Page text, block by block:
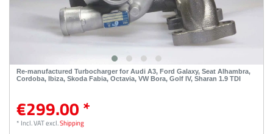
Re-manufactured Turbocharger for Audi A3, Ford Galaxy, Seat Alhambra,
Cordoba, Ibiza, Skoda Fabia, Octavia, VW Bora, Golf IV, Sharan 1.9 TDI
€299.00 *
* Incl. VATexcl.Shipping